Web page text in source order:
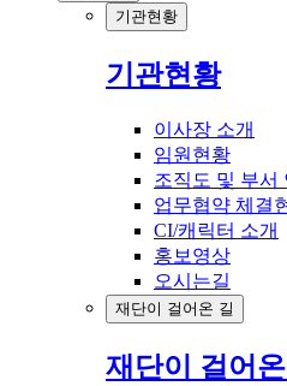
기관현황
기관현황
이사장 소개
임원현황
조직도 및 부서
업무협약 체결
CI/캐릭터 소개
홍보영상
오시는길
재단이 걸어온 길
재단이 걸어온